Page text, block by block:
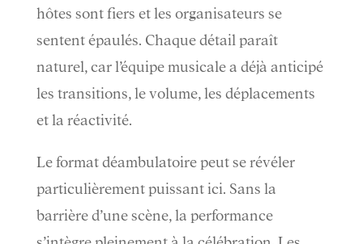
hôtes sont fiers et les organisateurs se
sentent épaulés. Chaque détail paraît
naturel, car l’équipe musicale a déjà anticipé
les transitions, le volume, les déplacements
et la réactivité.
Le format déambulatoire peut se révéler
particulièrement puissant ici. Sans la
barrière d’une scène, la performance